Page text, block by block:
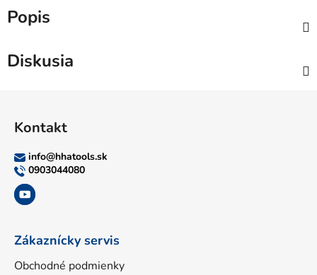
Popis
Diskusia
Kontakt
info@hhatools.sk
0903044080
Zákaznícky servis
Obchodné podmienky